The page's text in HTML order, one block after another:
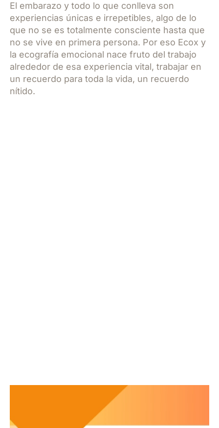
El embarazo y todo lo que conlleva son
experiencias únicas e irrepetibles, algo de lo
que no se es totalmente consciente hasta que
no se vive en primera persona. Por eso Ecox y
la ecografía emocional nace fruto del trabajo
alrededor de esa experiencia vital, trabajar en
un recuerdo para toda la vida, un recuerdo
nítido.